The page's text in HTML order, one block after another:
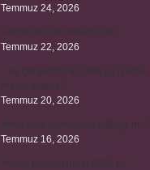
Temmuz 24, 2026
Hamile koyun neden ölür ?
Temmuz 22, 2026
6 ay çalışan bir kişi kaç ay işsizlik
maaşı alabilir ?
Temmuz 20, 2026
Anne kedi yavrusuyla çiftleşir mi ?
Temmuz 16, 2026
Avcılık belgesi harcı 2025 ne